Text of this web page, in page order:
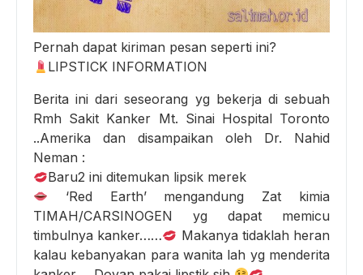
Pernah dapat kiriman pesan seperti ini?
LIPSTICK INFORMATION
Berita ini dari seseorang yg bekerja di sebuah
Rmh Sakit Kanker Mt. Sinai Hospital Toronto
..Amerika dan disampaikan oleh Dr. Nahid
Neman :
Baru2 ini ditemukan lipsik merek
‘Red Earth’ mengandung Zat kimia
TIMAH/CARSINOGEN yg dapat memicu
timbulnya kanker……
Makanya tidaklah heran
kalau kebanyakan para wanita lah yg menderita